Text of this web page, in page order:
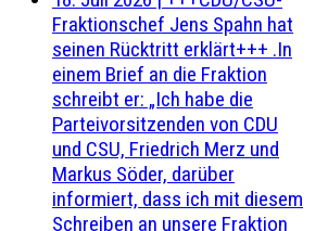
Fraktionschef Jens Spahn hat
seinen Rücktritt erklärt+++ .In
einem Brief an die Fraktion
schreibt er: „Ich habe die
Parteivorsitzenden von CDU
und CSU, Friedrich Merz und
Markus Söder, darüber
informiert, dass ich mit diesem
Schreiben an unsere Fraktion